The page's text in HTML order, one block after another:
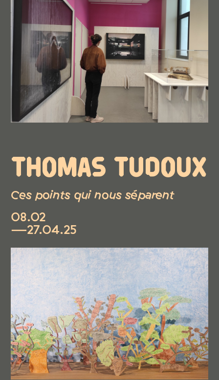
THOMAS TUDOUX
Ces points qui nous séparent
08.02
—27.04.25